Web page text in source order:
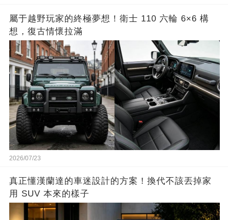
屬于越野玩家的終極夢想！衛士 110 六輪 6×6 構
想，復古情懷拉滿
2026/07/23
真正懂漢蘭達的車迷設計的方案！換代不該丟掉家
用 SUV 本來的樣子